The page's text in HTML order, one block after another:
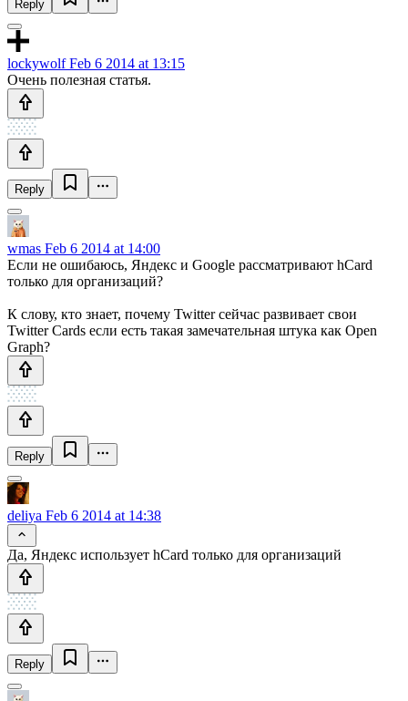
Reply
lockywolfFeb 6 2014 at 13:15
Очень полезная статья.
Reply
wmas Feb 6 2014 at 14:00
Если не ошибаюсь, Яндекс и Google рассматривают hCard
только для организаций?
К слову, кто знает, почему Twitter сейчас развивает свои
Twitter Cards если есть такая замечательная штука как Open
Graph?
Reply
deliya Feb 6 2014 at 14:38
Да, Яндекс использует hCard только для организаций
Reply